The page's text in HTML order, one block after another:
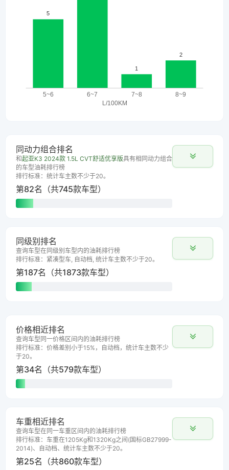
同动力组合排名
和起亚K3 2024款 1.5L CVT舒适优享版具有相同动力组合
的车型油耗排行榜
排行标准：统计车主数不少于20。
第82名（共745款车型）
同级别排名
查询车型在同级别车型内的油耗排行榜
排行标准：紧凑型车, 自动档, 统计车主数不少于20。
第187名（共1873款车型）
价格相近排名
查询车型同一价格区间内的油耗排行榜
排行标准：价格差别小于15%，自动档，统计车主数不少
于20。
第34名（共579款车型）
车重相近排名
查询车型在同一车重区间内的油耗排行榜
排行标准：车重在1205Kg和1320Kg之间(国标GB27999-
2014)、自动档、统计车主数不少于20。
第25名（共860款车型）